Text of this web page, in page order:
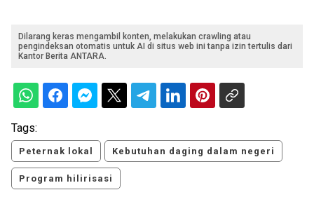
Dilarang keras mengambil konten, melakukan crawling atau
pengindeksan otomatis untuk AI di situs web ini tanpa izin tertulis dari
Kantor Berita ANTARA.
Tags:
Peternak lokal Kebutuhan daging dalam negeri
Program hilirisasi